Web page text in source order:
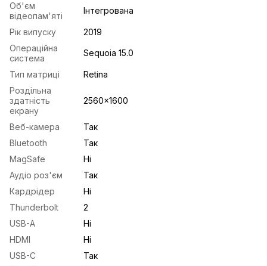
Об'єм
відеопам'яті
Інтегрована
Рік випуску
2019
Операційна
система
Sequoia 15.0
Тип матриці
Retina
Роздільна
здатність
екрану
2560x1600
Веб-камера
Так
Bluetooth
Так
MagSafe
Ні
Аудіо роз'єм
Так
Кардрідер
Ні
Thunderbolt
2
USB-A
Ні
HDMI
Ні
USB-С
Так